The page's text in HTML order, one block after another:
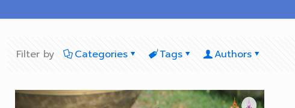
Filter by Categories Tags Authors